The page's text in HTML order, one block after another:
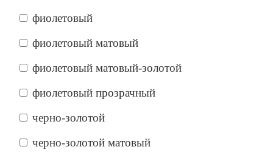
фиолетовый
фиолетовый матовый
фиолетовый матовый-золотой
фиолетовый прозрачный
черно-золотой
черно-золотой матовый